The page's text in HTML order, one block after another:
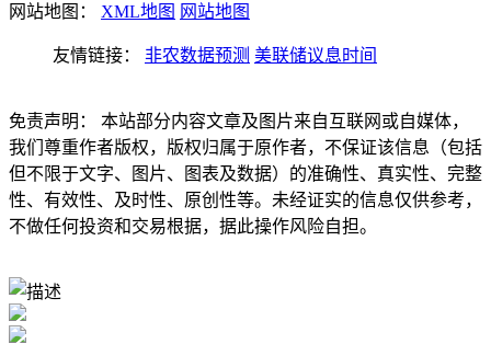
网站地图： XML地图 网站地图
友情链接： 非农数据预测 美联储议息时间
免责声明： 本站部分内容文章及图片来自互联网或自媒体，
我们尊重作者版权，版权归属于原作者，不保证该信息（包括
但不限于文字、图片、图表及数据）的准确性、真实性、完整
性、有效性、及时性、原创性等。未经证实的信息仅供参考，
不做任何投资和交易根据，据此操作风险自担。